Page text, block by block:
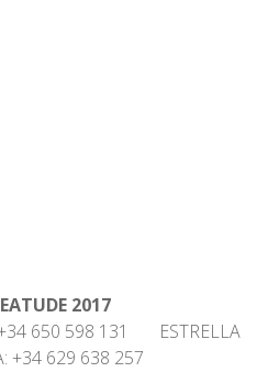
2017
650 598 131 ESTRELLA
+34 629 638 257